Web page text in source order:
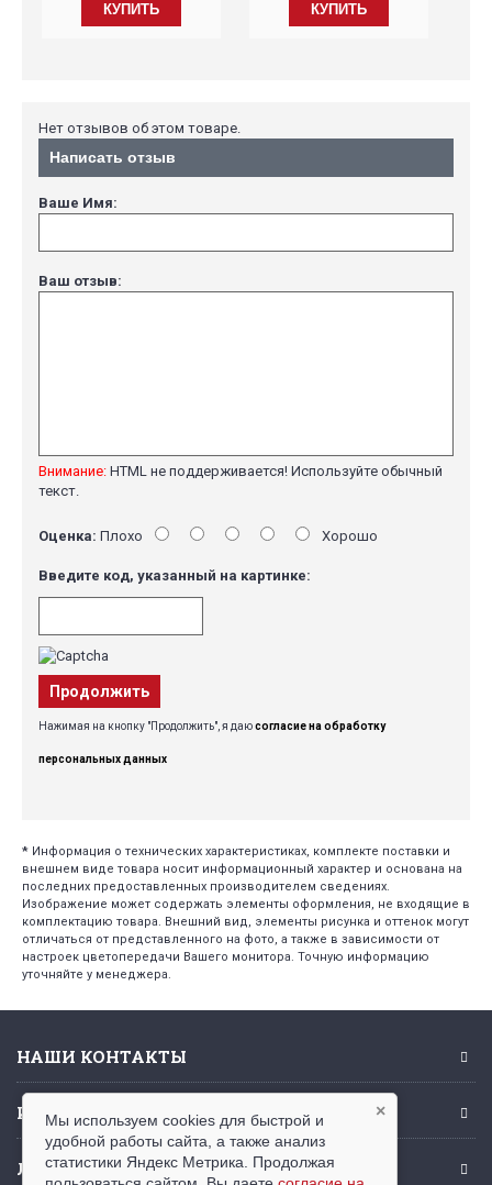
КУПИТЬ КУПИТЬ
Нет отзывов об этом товаре.
Написать отзыв
Ваше Имя:
Ваш отзыв:
Внимание: HTML не поддерживается! Используйте обычный
текст.
Оценка: Плохо Хорошо
Введите код, указанный на картинке:
Продолжить
Нажимая на кнопку "Продолжить", я даюсогласие на обработку
персональных данных
* Информация о технических характеристиках, комплекте поставки и
внешнем виде товара носит информационный характер и основана на
последних предоставленных производителем сведениях.
Изображение может содержать элементы оформления, не входящие в
комплектацию товара. Внешний вид, элементы рисунка и оттенок могут
отличаться от представленного на фото, а также в зависимости от
настроек цветопередачи Вашего монитора. Точную информацию
уточняйте у менеджера.
НАШИ КОНТАКТЫ
ИНФОРМАЦИЯ
ЛИЧНЫЙ КАБИНЕТ
×
Мы используем cookies для быстрой и
удобной работы сайта, а также анализ
статистики Яндекс Метрика. Продолжая